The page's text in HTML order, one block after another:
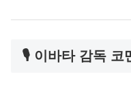
🎙 이바타 감독 코